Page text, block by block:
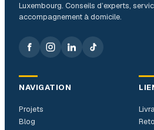
Luxembourg. Conseils d’experts,
accompagnement à domicile.
NAVIGATION
Projets
Blog